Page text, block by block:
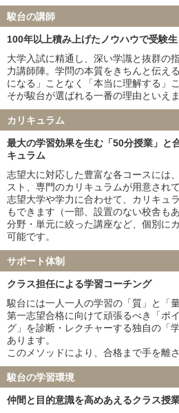
熊本大学 13名
和
群馬大学 32名
富
岐阜大学 32名
鹿
山口大学 18名
愛
香川大学 18名
高
福井大学 38名
宮
弘前大学 22名
琉
札幌医科大学 28名
鳥取大学 24名
旭川医科大学 28名
秋
山形大学 30名
島根大学 20名
佐
防衛医科大学校 196名
私立大学
慶應義塾大学 69名
順天堂大学 136名
日
大阪医科薬科大学 99名
関
国際医療福祉大学 206名
東京医科大学 88名
昭
東邦大学 91名
産
帝京大学 48名
近
愛知医科大学 68名
藤
東北医科薬科大学 84名
杏
日本大学 43名
聖マリアンナ医科大学 36名
東
駿台の講師
100年以上積み上げたノウハウで受験
大学入試に精通し、深い学識と抜群の
力講師陣。学問の本質をきちんと伝え
になる」ことなく「本当に理解する」
そが駿台が選ばれる一番の理由といえま
カリキュラム
最大の学習効果を生む「50分授業」と
キュラム
志望大に対応した豊富な各コースには
スト、専門のカリキュラムが用意され
志望大学や学力に合わせて、カリキュ
もできます（一部、設置のない校舎も
分野・単元に絞った講座など、個別に
可能です。
サポート体制
クラス担任による学習コーチング
駿台には一人一人の学習の「質」と「
第一志望合格に向けて頑張るべき「ポ
グ」を診断・レクチャーする独自の「
あります。
このメソッドにより、合格まで手を離
駿台の学習環境
仲間と目的意識を高めあえるクラス授